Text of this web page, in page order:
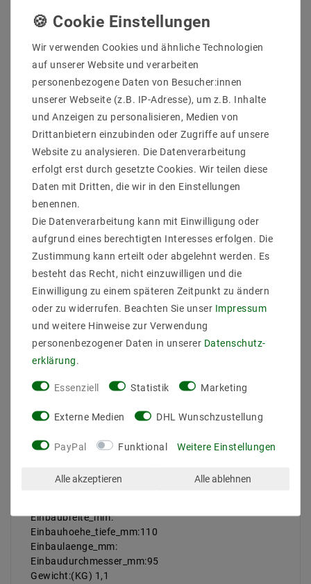
Sicher
Schnelle
Kostenlose
0203-928-789-63
Beschreibung
Informationen zur Produktsicherheit
RUN Decken-Einbauleuchte, schwarz - schwarz, LED
nicht austauschbar, Lichtaustritt direkt, IP30
Artikle Nr: 35/2070.22-22
Werkstoff_Abdeckung:
Schutzart: IP30
Breite_mm:
Hoehe_Tiefe_mm:112
Einbaubreite_mm:
Einbauhoehe_tiefe_mm:110
Einbaulaenge_mm:
Einbaudurchmesser_mm:95
Gewicht:(KG) 1,1
Wir verwenden Cookies und ähnliche Technologien
auf unserer Website und verarbeiten
personenbezogene Daten von Besucher:innen
unserer Webseite (z.B. IP-Adresse), um z.B. Inhalte
und Anzeigen zu personalisieren, Medien von
Drittanbietern einzubinden oder Zugriffe auf unsere
Website zu analysieren. Die Datenverarbeitung
erfolgt erst durch gesetzte Cookies. Wir teilen diese
Daten mit Dritten, die wir in den Einstellungen
benennen.
Die Datenverarbeitung kann mit Einwilligung oder
aufgrund eines berechtigten Interesses erfolgen. Die
Zustimmung kann erteilt oder abgelehnt werden. Es
besteht das Recht, nicht einzuwilligen und die
Einwilligung zu einem späteren Zeitpunkt zu ändern
oder zu widerrufen. Beachten Sie unser Impressum
und weitere Hinweise zur Verwendung
personenbezogener Daten in unserer Daten­schutz­
erklärung
Essenziell Statistik Marketing
Externe Medien DHL Wunschzustellung
PayPal Funktional Weitere Einstellungen
Alle akzeptieren Alle ablehnen